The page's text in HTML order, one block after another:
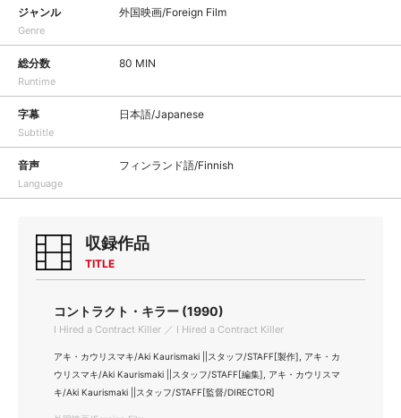
ジャンル
Genre
外国映画/Foreign Film
総分数
Runtime
80 MIN
字幕
Subtitle
日本語/Japanese
音声
Language
フィンランド語/Finnish
収録作品
TITLE
コントラクト・キラー (1990)
I Hired a Contract Killer ／ I Hired a Contract Killer
アキ・カウリスマキ/Aki Kaurismaki ||スタッフ/STAFF[製作], アキ・カ
ウリスマキ/Aki Kaurismaki ||スタッフ/STAFF[編集], アキ・カウリスマ
キ/Aki Kaurismaki ||スタッフ/STAFF[監督/DIRECTOR]